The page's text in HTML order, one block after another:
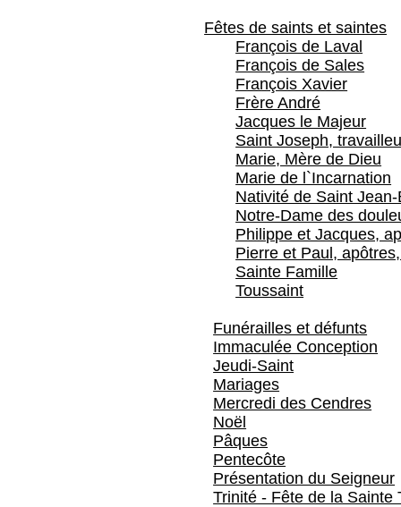
Fêtes de saints et saintes
François de Laval
François de Sales
François Xavier
Frère André
Jacques le Majeur
Saint Joseph,
Marie, Mère de Dieu
Marie de l`Incarnation
Nativité de Saint
Notre-Dame des
Philippe et Jacques,
Pierre et Paul,
Sainte Famille
Toussaint
Funérailles et défunts
Immaculée Conception
Jeudi-Saint
Mariages
Mercredi des Cendres
Noël
Pâques
Pentecôte
Présentation du Seigneur
Trinité - Fête de la Sainte